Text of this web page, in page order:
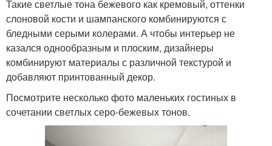
Такие светлые тона бежевого как кремовый, оттенки
слоновой кости и шампанского комбинируются с
бледными серыми колерами. А чтобы интерьер не
казался однообразным и плоским, дизайнеры
комбинируют материалы с различной текстурой и
добавляют принтованный декор.
Посмотрите несколько фото маленьких гостиных в
сочетании светлых серо-бежевых тонов.